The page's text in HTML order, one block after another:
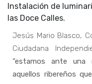
Instalación de
las Doce Calles.
Jesús Mario Blasco,
Ciudadana
“estamos ante
aquellos ribereños